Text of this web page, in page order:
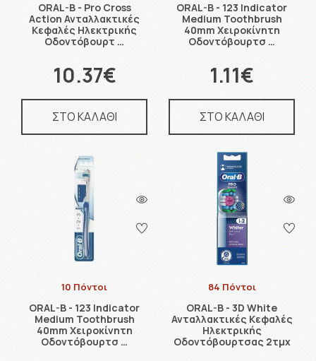
ORAL-B - Pro Cross
Action Ανταλλακτικές
Κεφαλές Ηλεκτρικής
Οδοντόβουρτ …
10.37€
ΣΤΟ ΚΑΛΑΘΙ
ORAL-B - 123 Indicator
Medium Toothbrush
40mm Χειροκίνητη
Οδοντόβουρτσ …
1.11€
ΣΤΟ ΚΑΛΑΘΙ
10 Πόντοι
ORAL-B - 123 Indicator
Medium Toothbrush
40mm Χειροκίνητη
Οδοντόβουρτσ …
84 Πόντοι
ORAL-B - 3D White
Ανταλλακτικές Κεφαλές
Ηλεκτρικής
Οδοντόβουρτσας 2τμχ